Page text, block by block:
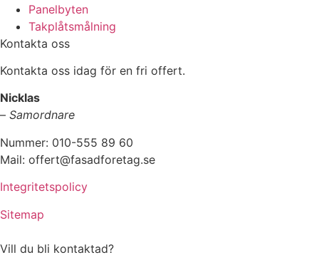
Panelbyten
Takplåtsmålning
Kontakta oss
Kontakta oss idag för en fri offert.
Nicklas
– Samordnare
Nummer: 010-555 89 60
Mail: offert@fasadforetag.se
Integritetspolicy
Sitemap
Vill du bli kontaktad?